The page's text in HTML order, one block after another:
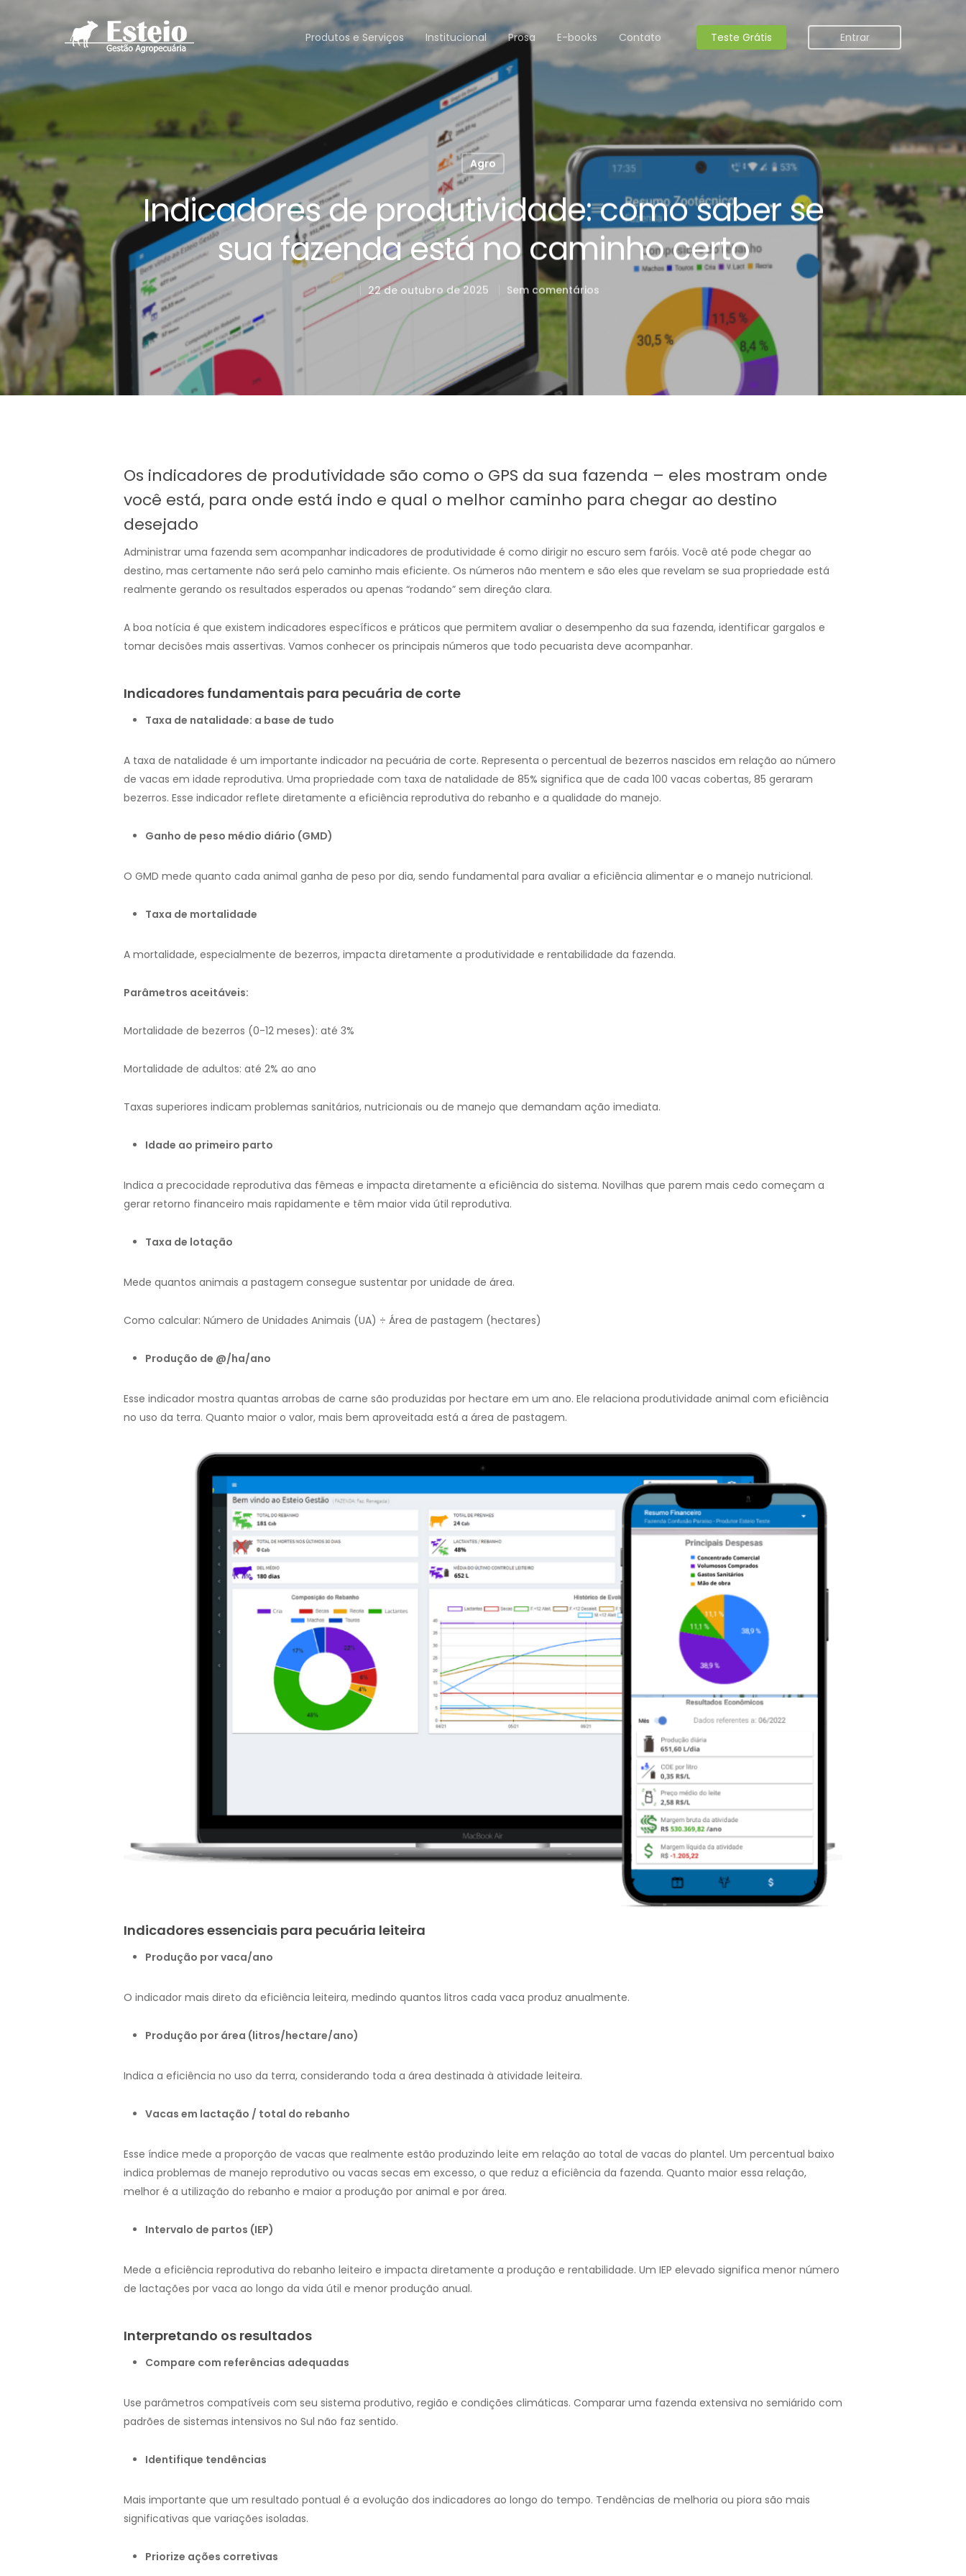
Produtos e Serviços Institucional Prosa E-books Contato Teste Grátis Entrar
Agro
Indicadores de produtividade: como saber se
sua fazenda está no caminho certo
22 de outubro de 2025 Sem comentários
Os indicadores de produtividade são como o GPS da sua fazenda – eles mostram onde
você está, para onde está indo e qual o melhor caminho para chegar ao destino
desejado
Administrar uma fazenda sem acompanhar indicadores de produtividade é como dirigir no escuro sem faróis. Você até pode chegar ao
destino, mas certamente não será pelo caminho mais eficiente. Os números não mentem e são eles que revelam se sua propriedade está
realmente gerando os resultados esperados ou apenas “rodando” sem direção clara.
A boa notícia é que existem indicadores específicos e práticos que permitem avaliar o desempenho da sua fazenda, identificar gargalos e
tomar decisões mais assertivas. Vamos conhecer os principais números que todo pecuarista deve acompanhar.
Indicadores fundamentais para pecuária de corte
Taxa de natalidade: a base de tudo
A taxa de natalidade é um importante indicador na pecuária de corte. Representa o percentual de bezerros nascidos em relação ao número
de vacas em idade reprodutiva. Uma propriedade com taxa de natalidade de 85% significa que de cada 100 vacas cobertas, 85 geraram
bezerros. Esse indicador reflete diretamente a eficiência reprodutiva do rebanho e a qualidade do manejo.
Ganho de peso médio diário (GMD)
O GMD mede quanto cada animal ganha de peso por dia, sendo fundamental para avaliar a eficiência alimentar e o manejo nutricional.
Taxa de mortalidade
A mortalidade, especialmente de bezerros, impacta diretamente a produtividade e rentabilidade da fazenda.
Parâmetros aceitáveis:
Mortalidade de bezerros (0-12 meses): até 3%
Mortalidade de adultos: até 2% ao ano
Taxas superiores indicam problemas sanitários, nutricionais ou de manejo que demandam ação imediata.
Idade ao primeiro parto
Indica a precocidade reprodutiva das fêmeas e impacta diretamente a eficiência do sistema. Novilhas que parem mais cedo começam a
gerar retorno financeiro mais rapidamente e têm maior vida útil reprodutiva.
Taxa de lotação
Mede quantos animais a pastagem consegue sustentar por unidade de área.
Como calcular: Número de Unidades Animais (UA) ÷ Área de pastagem (hectares)
Produção de @/ha/ano
Esse indicador mostra quantas arrobas de carne são produzidas por hectare em um ano. Ele relaciona produtividade animal com eficiência
no uso da terra. Quanto maior o valor, mais bem aproveitada está a área de pastagem.
Indicadores essenciais para pecuária leiteira
Produção por vaca/ano
O indicador mais direto da eficiência leiteira, medindo quantos litros cada vaca produz anualmente.
Produção por área (litros/hectare/ano)
Indica a eficiência no uso da terra, considerando toda a área destinada à atividade leiteira.
Vacas em lactação / total do rebanho
Esse índice mede a proporção de vacas que realmente estão produzindo leite em relação ao total de vacas do plantel. Um percentual baixo
indica problemas de manejo reprodutivo ou vacas secas em excesso, o que reduz a eficiência da fazenda. Quanto maior essa relação,
melhor é a utilização do rebanho e maior a produção por animal e por área.
Intervalo de partos (IEP)
Mede a eficiência reprodutiva do rebanho leiteiro e impacta diretamente a produção e rentabilidade. Um IEP elevado significa menor número
de lactações por vaca ao longo da vida útil e menor produção anual.
Interpretando os resultados
Compare com referências adequadas
Use parâmetros compatíveis com seu sistema produtivo, região e condições climáticas. Comparar uma fazenda extensiva no semiárido com
padrões de sistemas intensivos no Sul não faz sentido.
Identifique tendências
Mais importante que um resultado pontual é a evolução dos indicadores ao longo do tempo. Tendências de melhoria ou piora são mais
significativas que variações isoladas.
Priorize ações corretivas